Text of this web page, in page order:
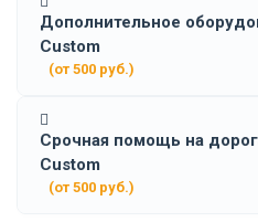
Дополнительное
Custom
(от 500 руб.)
Срочная помощь на
Custom
(от 500 руб.)